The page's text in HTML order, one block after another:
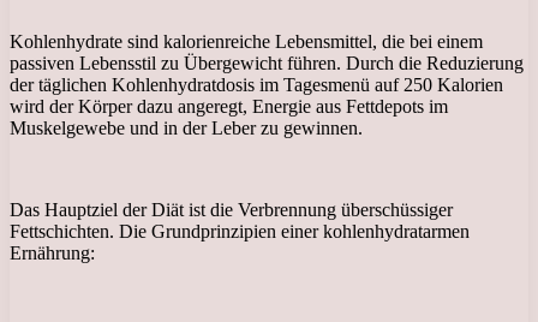
Kohlenhydrate sind kalorienreiche Lebensmittel, die bei einem
passiven Lebensstil zu Übergewicht führen. Durch die Reduzierung
der täglichen Kohlenhydratdosis im Tagesmenü auf 250 Kalorien
wird der Körper dazu angeregt, Energie aus Fettdepots im
Muskelgewebe und in der Leber zu gewinnen.
Das Hauptziel der Diät ist die Verbrennung überschüssiger
Fettschichten. Die Grundprinzipien einer kohlenhydratarmen
Ernährung: